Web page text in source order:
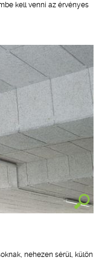
kell venni az érvényes
nehezen sérül, külön